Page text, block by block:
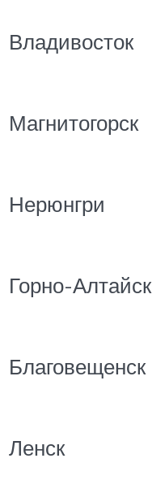
Владивосток
Магнитогорск
Нерюнгри
Горно-Алтайск
Благовещенск
Ленск